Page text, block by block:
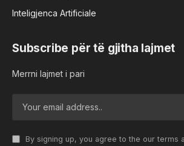
Inteligjenca Artificiale
Subscribe për të gjitha lajmet
Merrni lajmet i pari
By signing up, you agree to the our terms